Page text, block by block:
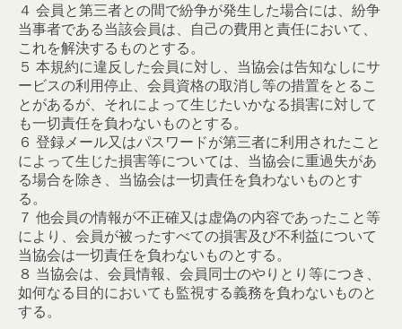
４ 会員と第三者との間で紛争が発生した場合には、紛争
当事者である当該会員は、自己の費用と責任において、
これを解決するものとする。
５ 本規約に違反した会員に対し、当協会は告知なしにサ
ービスの利用停止、会員資格の取消し等の措置をとるこ
とがあるが、それによって生じたいかなる損害に対して
も一切責任を負わないものとする。
６ 登録メール又はパスワードが第三者に利用されたこと
によって生じた損害等については、当協会に重過失があ
る場合を除き、当協会は一切責任を負わないものとす
る。
７ 他会員の情報が不正確又は虚偽の内容であったこと等
により、会員が被ったすべての損害及び不利益について
当協会は一切責任を負わないものとする。
８ 当協会は、会員情報、会員同士のやりとり等につき、
如何なる目的においても監視する義務を負わないものと
する。